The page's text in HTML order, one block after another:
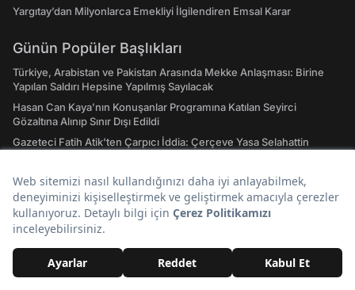
Yargıtay’dan Milyonlarca Emekliyi İlgilendiren Emsal Karar
Günün Popüler Başlıkları
Türkiye, Arabistan ve Pakistan Arasında Mekke Anlaşması: Birine
Yapılan Saldırı Hepsine Yapılmış Sayılacak
Hasan Can Kaya’nın Konuşanlar Programına Katılan Seyirci
Gözaltına Alınıp Sınır Dışı Edildi
Gazeteci Fatih Atik'ten Çarpıcı İddia: Çerçeve Yasa Selahattin
Fatih Altaylı’dan Çok Konuşulacak İddia: ROK İtirafçı Oldu Cem
Küçük’ün Adını Verdi
‘Terörsüz Türkiye Yasası’ Teklifi Adalet Komisyonu'nda Kabul Edildi
Dursun Özbek'in Veda Davetine Icardi'den Soğuk Yanıt
Hızlı Erişim